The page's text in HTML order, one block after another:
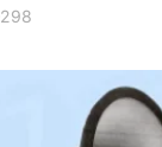
298